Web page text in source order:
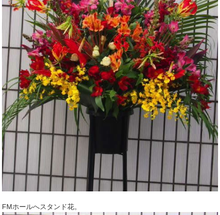
FMホールへスタンド花。